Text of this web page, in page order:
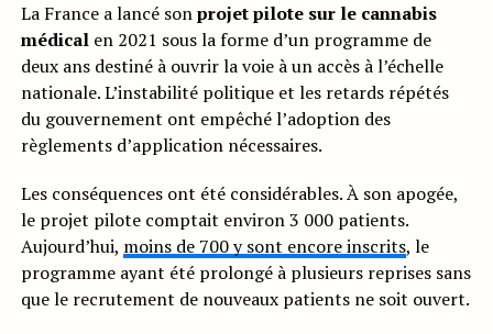
La France a lancé sonprojet pilote sur le cannabis
médicalen 2021 sous la forme d’un programme de
deux ans destiné à ouvrir la voie à un accès à l’échelle
nationale. L’instabilité politique et les retards répétés
du gouvernement ont empêché l’adoption des
règlements d’application nécessaires.
Les conséquences ont été considérables. À son apogée,
le projet pilote comptait environ 3 000 patients.
Aujourd’hui, moins de 700 y sont encore inscrits, le
programme ayant été prolongé à plusieurs reprises sans
que le recrutement de nouveaux patients ne soit ouvert.